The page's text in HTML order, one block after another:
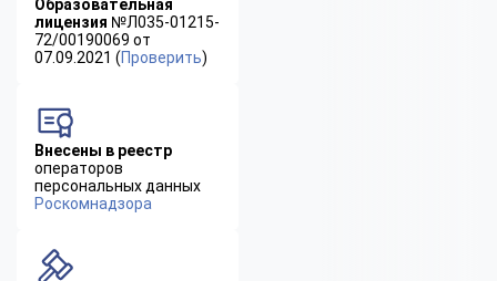
Образовательная
лицензия №Л035-01215-
72/00190069 от
07.09.2021 (Проверить)
Внесены в реестр
операторов
персональных данных
Роскомнадзора